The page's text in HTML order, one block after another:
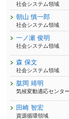
社会システム領域
朝山 慎一郎
社会システム領域
一ノ瀬 俊明
社会システム領域
森 保文
社会システム領域
肱岡 靖明
気候変動適応センター
田崎 智宏
資源循環領域